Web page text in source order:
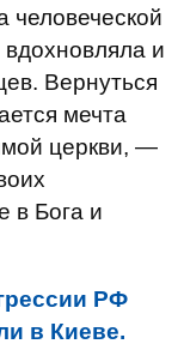
человеческой
и
Вернуться
мечта
церкви, —
в Бога и
РФ
в Киеве.